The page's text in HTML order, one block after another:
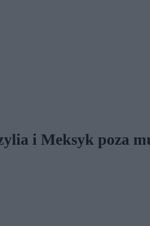
i Meksyk poza